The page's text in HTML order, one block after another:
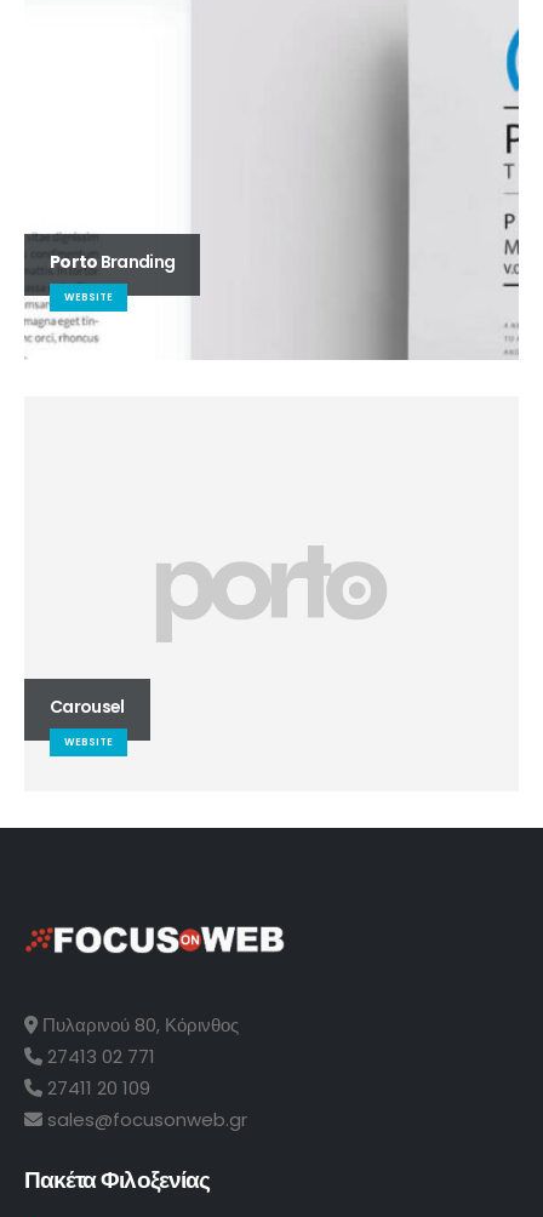
Porto Branding
WEBSITE
Carousel
WEBSITE
Πυλαρινού 80, Κόρινθος
27413 02 771
27411 20 109
sales@focusonweb.gr
Πακέτα Φιλοξενίας